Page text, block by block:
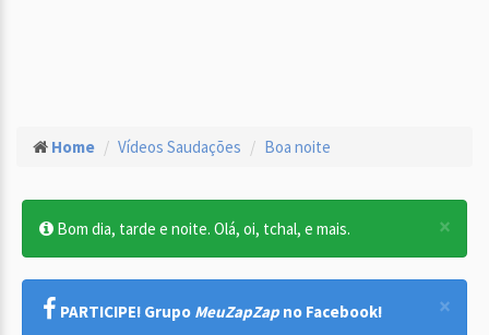
Home Vídeos Saudações Boa noite
×
Bom dia, tarde e noite. Olá, oi, tchal, e mais.
×
PARTICIPE! Grupo MeuZapZap no Facebook!